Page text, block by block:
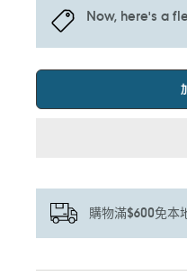
Now, here's a
購物滿$600免本
正